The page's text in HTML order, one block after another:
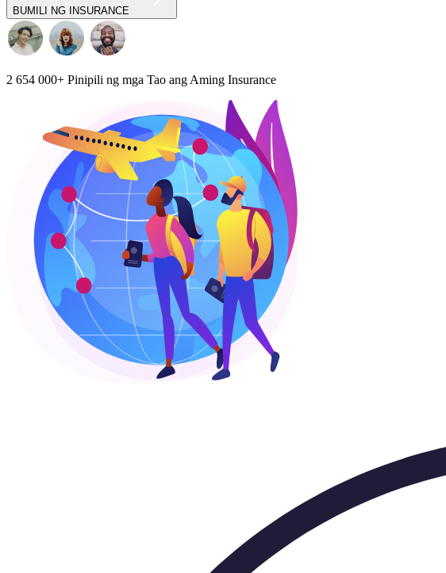
BUMILI NG INSURANCE
2 654 000+ Pinipili ng mga Tao ang Aming Insurance